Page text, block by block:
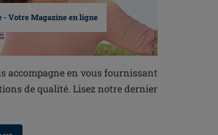
- Votre Magazine en ligne
accompagne en vous fournissant
de qualité. Lisez notre dernier